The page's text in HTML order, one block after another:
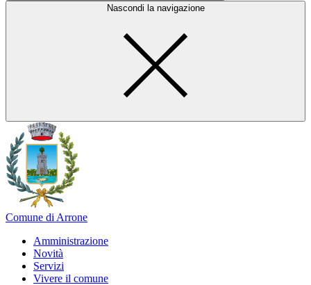
Nascondi la navigazione
Comune di Arrone
Amministrazione
Novità
Servizi
Vivere il comune